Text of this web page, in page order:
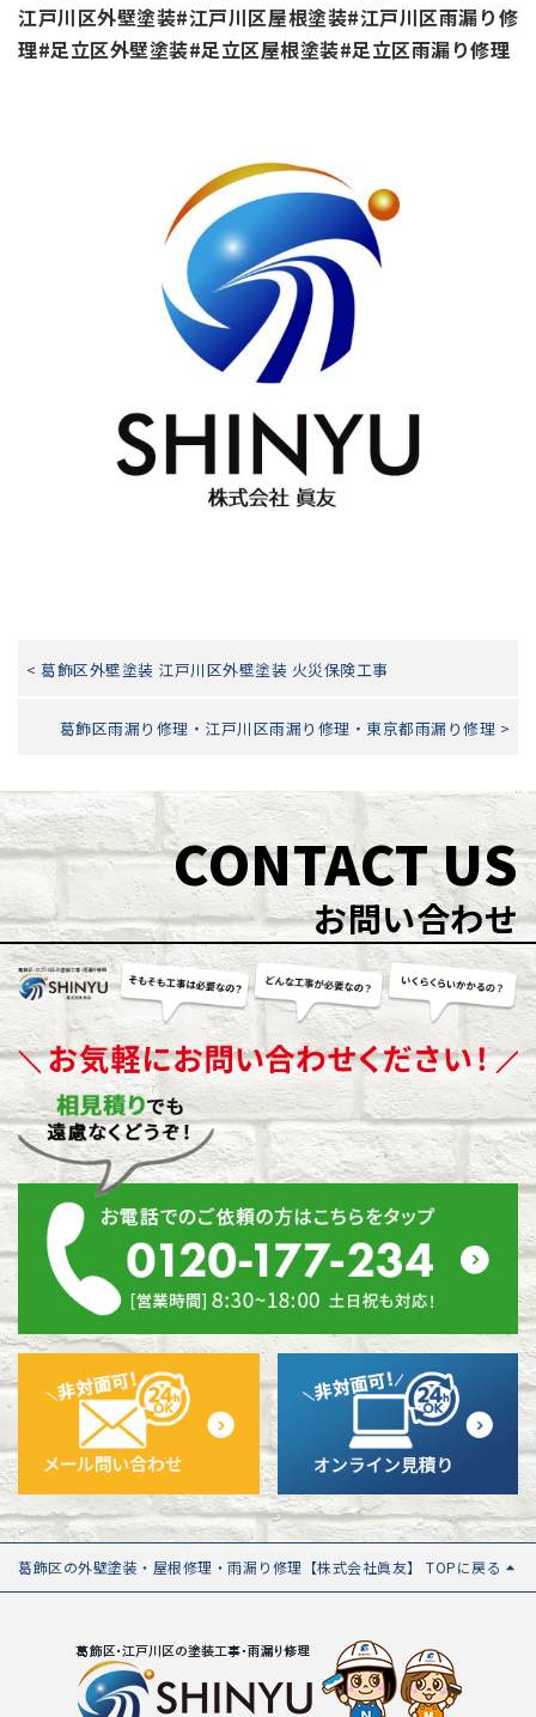
江戸川区外壁塗装#江戸川区屋根塗装#江戸川区雨漏り修
理#足立区外壁塗装#足立区屋根塗装#足立区雨漏り修理
< 葛飾区外壁塗装 江戸川区外壁塗装 火災保険工事
葛飾区雨漏り修理・江戸川区雨漏り修理・東京都雨漏り修理 >
CONTACT US
お問い合わせ
葛飾区の外壁塗装・屋根修理・雨漏り修理【株式会社眞友】 TOPに戻る